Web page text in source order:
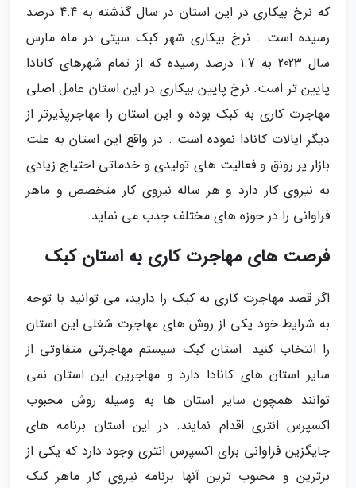
که نرخ بیکاری در این استان در سال گذشته به 4.4 درصد
رسیده است . نرخ بیکاری شهر کبک سیتی در ماه مارس
سال 2023 به 1.7 درصد رسیده که از تمام شهرهای کانادا
پایین تر است. نرخ پایین بیکاری در این استان عامل اصلی
مهاجرت کاری به کبک بوده و این استان را مهاجرپذیرتر از
دیگر ایالات کانادا نموده است . در واقع این استان به علت
بازار پر رونق و فعالیت های تولیدی و خدماتی احتیاج زیادی
به نیروی کار دارد و هر ساله نیروی کار متخصص و ماهر
فراوانی را در حوزه های مختلف جذب می نماید.
فرصت های مهاجرت کاری به استان کبک
اگر قصد مهاجرت کاری به کبک را دارید، می توانید با توجه
به شرایط خود یکی از روش های مهاجرت شغلی این استان
را انتخاب کنید. استان کبک سیستم مهاجرتی متفاوتی از
سایر استان های کانادا دارد و مهاجرین این استان نمی
توانند همچون سایر استان ها به وسیله روش محبوب
اکسپرس انتری اقدام نمایند. در این استان برنامه های
جایگزین فراوانی برای اکسپرس انتری وجود دارد که یکی از
برترین و محبوب ترین آنها برنامه نیروی کار ماهر کبک